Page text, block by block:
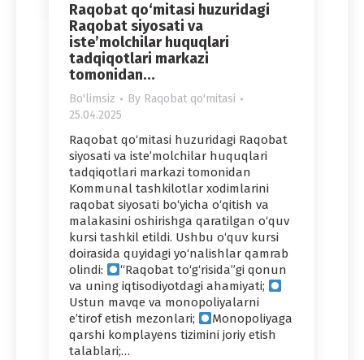
Raqobat qo‘mitasi huzuridagi
Raqobat siyosati va
iste’molchilar huquqlari
tadqiqotlari markazi
tomonidan…
Bo'limsiz By Raqobat qo'mitasi
25.04.2025
Raqobat qo‘mitasi huzuridagi Raqobat
siyosati va iste’molchilar huquqlari
tadqiqotlari markazi tomonidan
Kommunal tashkilotlar xodimlarini
raqobat siyosati bo‘yicha o‘qitish va
malakasini oshirishga qaratilgan o‘quv
kursi tashkil etildi. Ushbu o‘quv kursi
doirasida quyidagi yo‘nalishlar qamrab
olindi:
“Raqobat to‘g‘risida”gi qonun
va uning iqtisodiyotdagi ahamiyati;
Ustun mavqe va monopoliyalarni
e’tirof etish mezonlari;
Monopoliyaga
qarshi komplayens tizimini joriy etish
talablari;…